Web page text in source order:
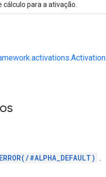
para a ativação.
ERROR(/#ALPHA_DEFAULT) .